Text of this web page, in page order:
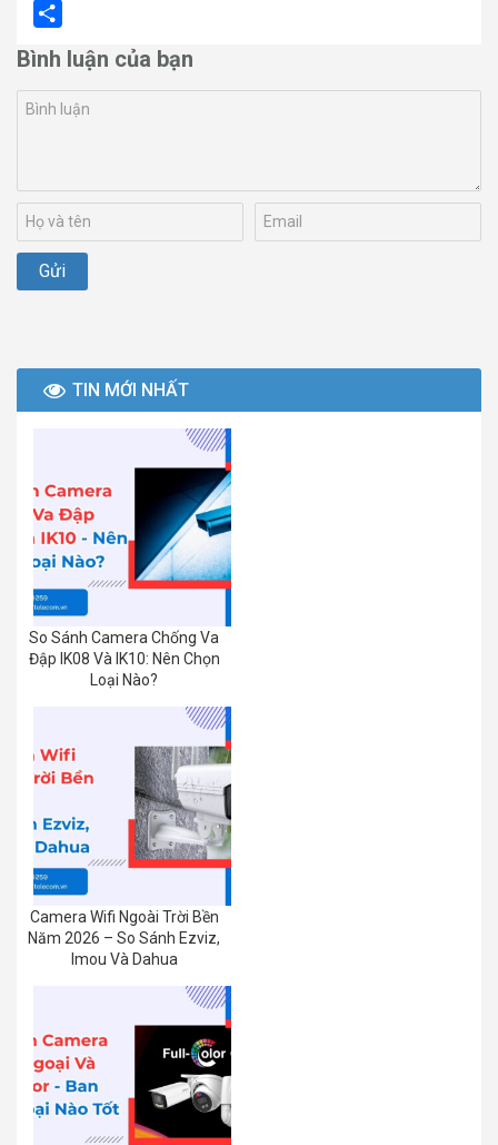
Email
Bình luận của bạn
TIN MỚI NHẤT
So Sánh Camera Chống Va
Đập IK08 Và IK10: Nên Chọn
Loại Nào?
Camera Wifi Ngoài Trời Bền
Năm 2026 – So Sánh Ezviz,
Imou Và Dahua